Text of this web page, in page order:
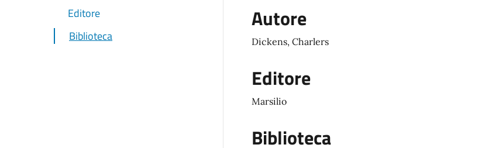
Editore
Biblioteca
Autore
Dickens, Charlers
Editore
Marsilio
Biblioteca